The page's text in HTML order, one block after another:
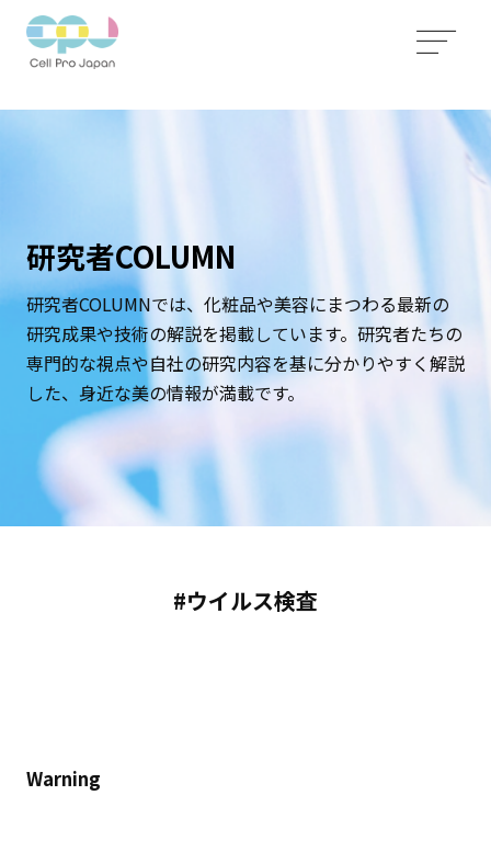
研究者COLUMN
研究者COLUMNでは、化粧品や美容にまつわる最新の
研究成果や技術の解説を掲載しています。研究者たちの
専門的な視点や自社の研究内容を基に分かりやすく解説
した、身近な美の情報が満載です。
#ウイルス検査
Warning